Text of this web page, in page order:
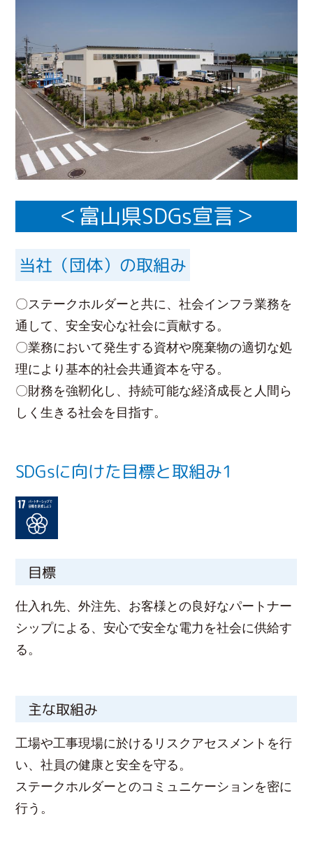
＜富山県SDGs宣言＞
当社（団体）の取組み
〇ステークホルダーと共に、社会インフラ業務を
通して、安全安心な社会に貢献する。
〇業務において発生する資材や廃棄物の適切な処
理により基本的社会共通資本を守る。
〇財務を強靭化し、持続可能な経済成長と人間ら
しく生きる社会を目指す。
SDGsに向けた目標と取組み1
目標
仕入れ先、外注先、お客様との良好なパートナー
シップによる、安心で安全な電力を社会に供給す
る。
主な取組み
工場や工事現場に於けるリスクアセスメントを行
い、社員の健康と安全を守る。
ステークホルダーとのコミュニケーションを密に
行う。